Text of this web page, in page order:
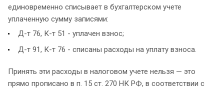
единовременно списывает в бухгалтерском учете
уплаченную сумму записями:
Д-т 76, К-т 51 - уплачен взнос;
Д-т 91, К-т 76 - списаны расходы на уплату взноса.
Принять эти расходы в налоговом учете нельзя — это
прямо прописано в п. 15 ст. 270 НК РФ, в соответствии с